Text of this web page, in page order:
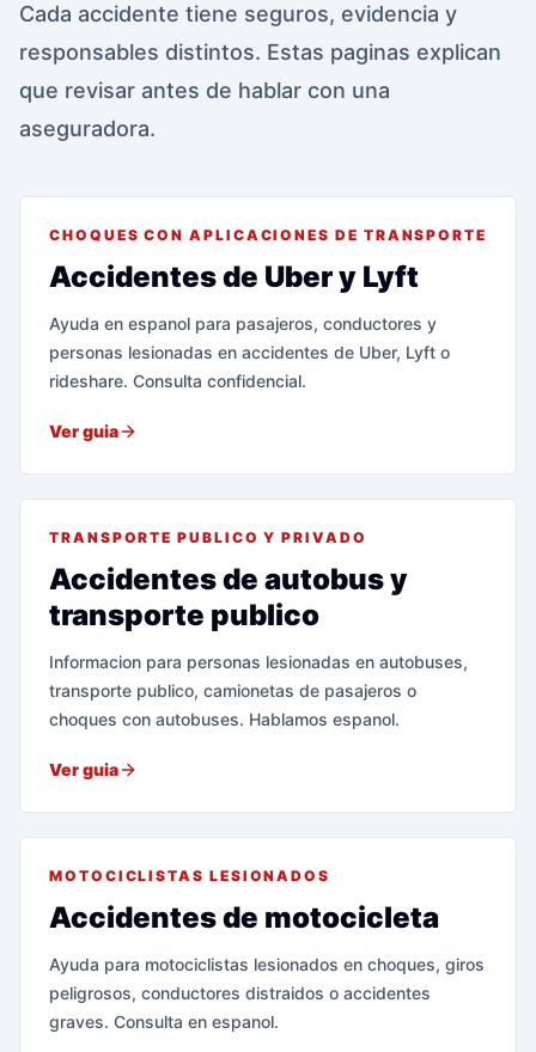
Cada accidente tiene seguros, evidencia y
responsables distintos. Estas paginas explican
que revisar antes de hablar con una
aseguradora.
CHOQUES CON APLICACIONES DE TRANSPORTE
Accidentes de Uber y Lyft
Ayuda en espanol para pasajeros, conductores y
personas lesionadas en accidentes de Uber, Lyft o
rideshare. Consulta confidencial.
Ver guia
TRANSPORTE PUBLICO Y PRIVADO
Accidentes de autobus y
transporte publico
Informacion para personas lesionadas en autobuses,
transporte publico, camionetas de pasajeros o
choques con autobuses. Hablamos espanol.
Ver guia
MOTOCICLISTAS LESIONADOS
Accidentes de motocicleta
Ayuda para motociclistas lesionados en choques, giros
peligrosos, conductores distraidos o accidentes
graves. Consulta en espanol.